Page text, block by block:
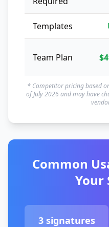
Templates
Team Plan
* Competitor pricing based
of July 2026 and may have
Common
Your
3 signatures